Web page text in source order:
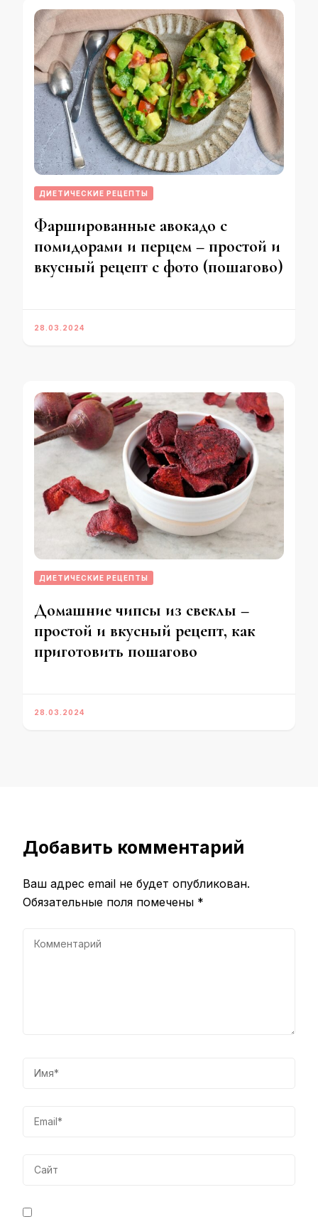
ДИЕТИЧЕСКИЕ РЕЦЕПТЫ
Фаршированные авокадо с
помидорами и перцем – простой и
вкусный рецепт с фото (пошагово)
28.03.2024
ДИЕТИЧЕСКИЕ РЕЦЕПТЫ
Домашние чипсы из свеклы –
простой и вкусный рецепт, как
приготовить пошагово
28.03.2024
Добавить комментарий
Ваш адрес email не будет опубликован.
Обязательные поля помечены *